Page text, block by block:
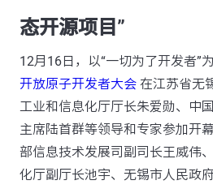
态开源项目”
12月16日，以“一切为了开发者”
开放原子开发者大会 在江苏省无
工业和信息化厅厅长朱爱勋、中
主席陆首群等领导和专家参加开
部信息技术发展司副司长王威伟
化厅副厅长池宇、无锡市人民政